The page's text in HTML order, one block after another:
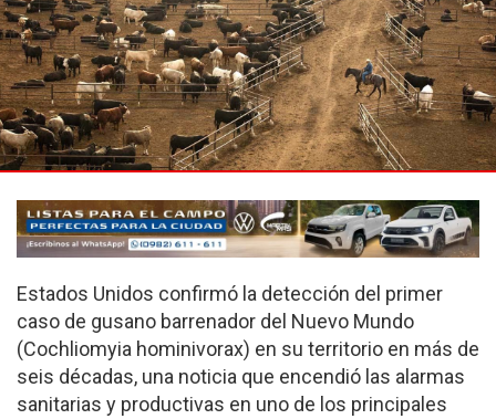
Estados Unidos confirmó la detección del primer
caso de gusano barrenador del Nuevo Mundo
(Cochliomyia hominivorax) en su territorio en más de
seis décadas, una noticia que encendió las alarmas
sanitarias y productivas en uno de los principales